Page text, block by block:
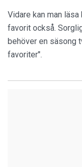
Vidare kan man
favorit också.
behöver en säsong
favoriter".